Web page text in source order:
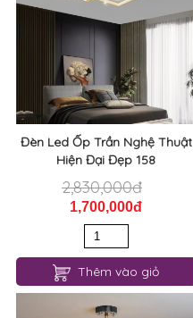
Đèn Led Ốp Trần Nghệ Thuật
Hiện Đại Đẹp 158
2,830,000đ
1,700,000đ
Thêm vào giỏ